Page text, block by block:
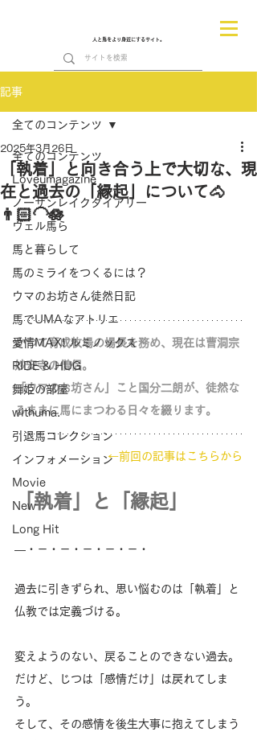
人と馬をより身近にするサイト。
記事
全てのコンテンツ
Loveumagazine
ノーザンレイクダイアリー
ヴェル馬ら
馬と暮らして
馬のミライをつくるには？
ウマのお坊さん徒然日記
馬でUMAなアトリエ
愛情MAX! ルミノックス
RIDE & HUG
舞姫の部屋
withuma.
引退馬コレクション
インフォメーション
Movie
New
Long Hit
全てのコンテンツ
「執着」と向き合う上で大切な、現
在と過去の「縁起」について🐴
👨🏻‍🦲🪷
2025年3月26日
かつて育成牧場の場長を務め、現在は曹洞宗
妙安寺の僧侶。
「ウマのお坊さん」こと国分二朗が、徒然な
るままに馬にまつわる日々を綴ります。
←前回の記事はこちらから
「執着」と「縁起」
―・－・－・－・－・－・
過去に引きずられ、思い悩むのは「執着」と
仏教では定義づける。
変えようのない、戻ることのできない過去。
だけど、じつは「感情だけ」は戻れてしま
う。
そして、その感情を後生大事に抱えてしまう